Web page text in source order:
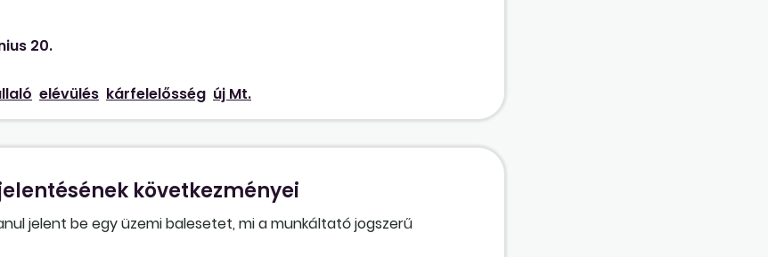
20.
elévülés kárfelelősség új Mt.
következményei
jelent be egy üzemi balesetet, mi a munkáltató jogszerű